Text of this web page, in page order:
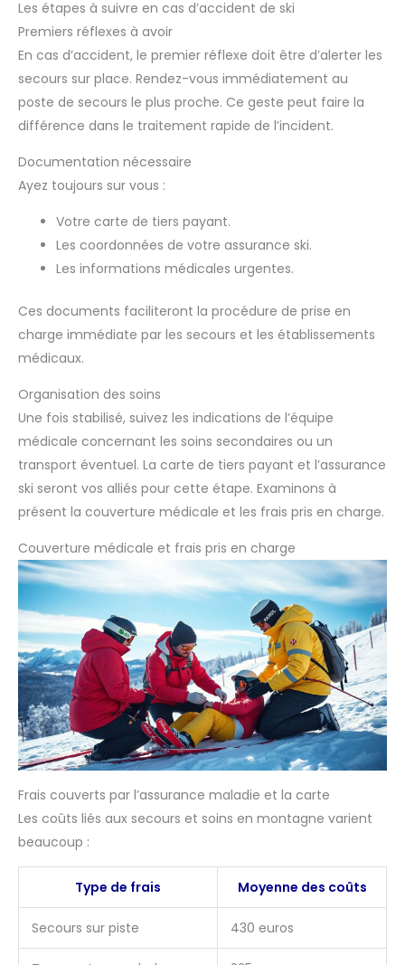
Les étapes à suivre en cas d’accident de ski
Premiers réflexes à avoir
En cas d’accident, le premier réflexe doit être d’alerter les
secours sur place. Rendez-vous immédiatement au
poste de secours le plus proche. Ce geste peut faire la
différence dans le traitement rapide de l’incident.
Documentation nécessaire
Ayez toujours sur vous :
Votre carte de tiers payant.
Les coordonnées de votre assurance ski.
Les informations médicales urgentes.
Ces documents faciliteront la procédure de prise en
charge immédiate par les secours et les établissements
médicaux.
Organisation des soins
Une fois stabilisé, suivez les indications de l’équipe
médicale concernant les soins secondaires ou un
transport éventuel. La carte de tiers payant et l’assurance
ski seront vos alliés pour cette étape. Examinons à
présent la couverture médicale et les frais pris en charge.
Couverture médicale et frais pris en charge
Frais couverts par l’assurance maladie et la carte
Les coûts liés aux secours et soins en montagne varient
beaucoup :
Type de frais Moyenne des coûts
Secours sur piste 430 euros